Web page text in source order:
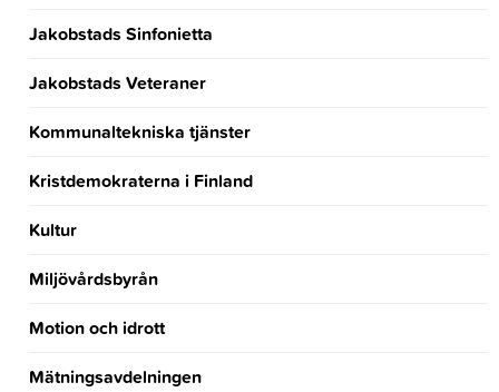
Jakobstads Sinfonietta
Jakobstads Veteraner
Kommunaltekniska tjänster
Kristdemokraterna i Finland
Kultur
Miljövårdsbyrån
Motion och idrott
Mätningsavdelningen